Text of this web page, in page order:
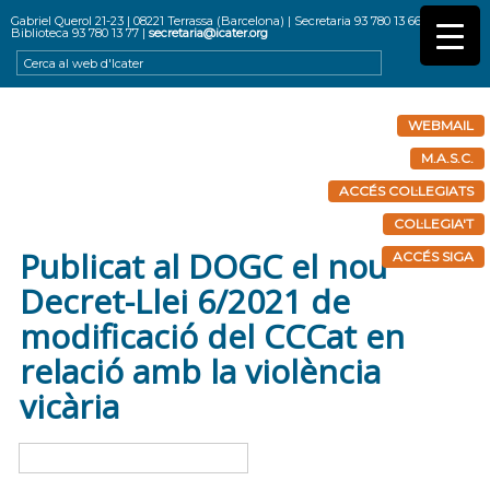
Gabriel Querol 21-23 | 08221 Terrassa (Barcelona) | Secretaria 93 780 13 66 |
Biblioteca 93 780 13 77 |secretaria@icater.org
WEBMAIL
M.A.S.C.
ACCÉS COL·LEGIATS
COL·LEGIA'T
ACCÉS SIGA
Publicat al DOGC el nou
Decret-Llei 6/2021 de
modificació del CCCat en
relació amb la violència
vicària